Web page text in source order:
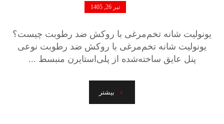
تیر 26, 1405
یونولیت شانه تخم‌مرغی با روکش ضد رطوبت چیست؟
یونولیت شانه تخم‌مرغی با روکش ضد رطوبت نوعی
پنل عایق ساخته‌شده از پلی‌استایرن منبسط ...
بیشتر